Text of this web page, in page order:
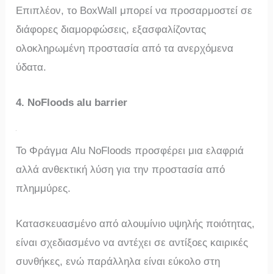
Επιπλέον, το BoxWall μπορεί να προσαρμοστεί σε
διάφορες διαμορφώσεις, εξασφαλίζοντας
ολοκληρωμένη προστασία από τα ανερχόμενα
ύδατα.
4. NoFloods alu barrier
Το Φράγμα Alu NoFloods προσφέρει μια ελαφριά
αλλά ανθεκτική λύση για την προστασία από
πλημμύρες.
Κατασκευασμένο από αλουμίνιο υψηλής ποιότητας,
είναι σχεδιασμένο να αντέχει σε αντίξοες καιρικές
συνθήκες, ενώ παράλληλα είναι εύκολο στη